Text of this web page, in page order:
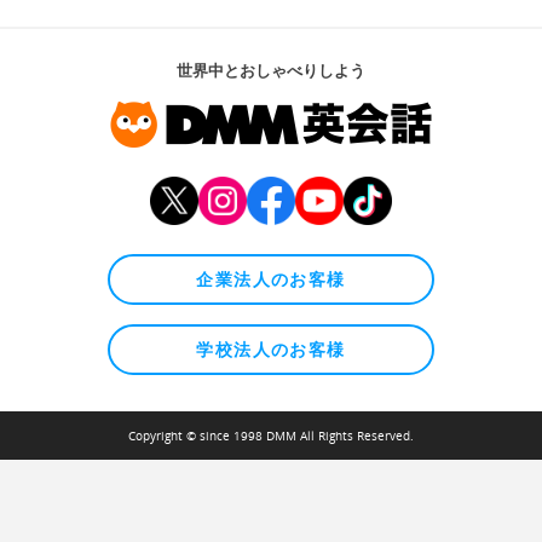
世界中とおしゃべりしよう
企業法人のお客様
学校法人のお客様
Copyright © since 1998 DMM All Rights Reserved.